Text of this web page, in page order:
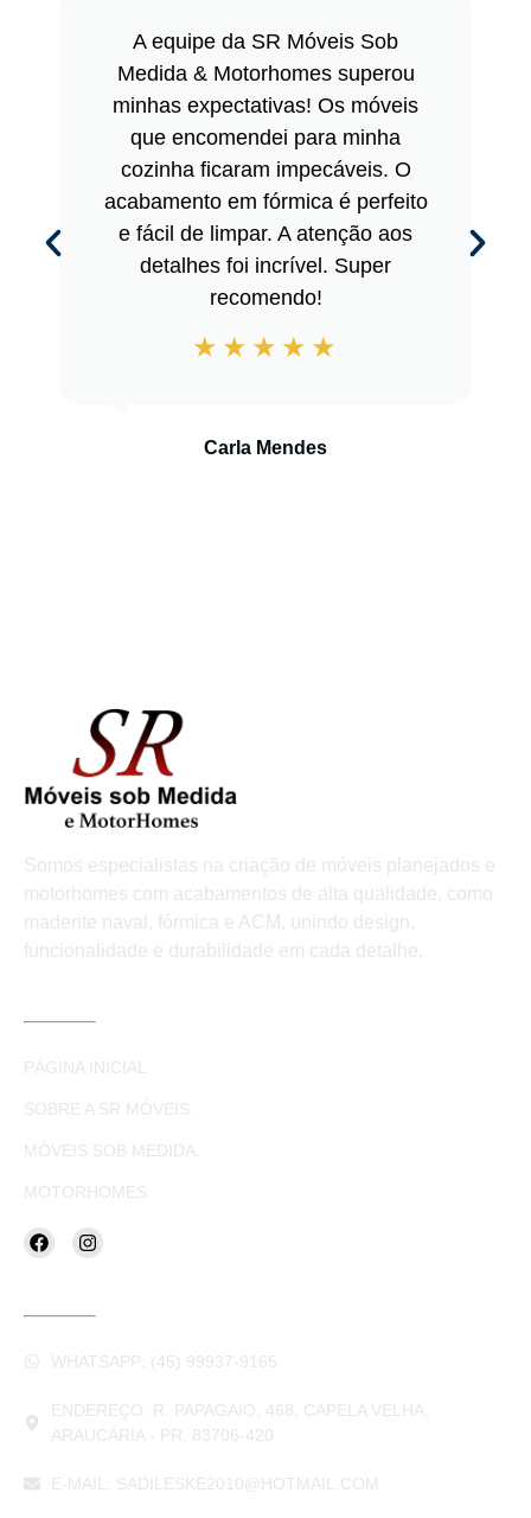
A equipe da SR Móveis Sob
Medida & Motorhomes superou
minhas expectativas! Os móveis
que encomendei para minha
cozinha ficaram impecáveis. O
acabamento em fórmica é perfeito
e fácil de limpar. A atenção aos
detalhes foi incrível. Super
recomendo!
Carla Mendes
Somos especialistas na criação de móveis planejados e
motorhomes com acabamentos de alta qualidade, como
maderite naval, fórmica e ACM, unindo design,
funcionalidade e durabilidade em cada detalhe.
PÁGINA INICIAL
SOBRE A SR MÓVEIS.
MÓVEIS SOB MEDIDA.
MOTORHOMES.
WHATSAPP: (45) 99937-9165
ENDEREÇO: R. PAPAGAIO, 468, CAPELA VELHA,
ARAUCÁRIA - PR, 83706-420
E-MAIL: SADILESKE2010@HOTMAIL.COM